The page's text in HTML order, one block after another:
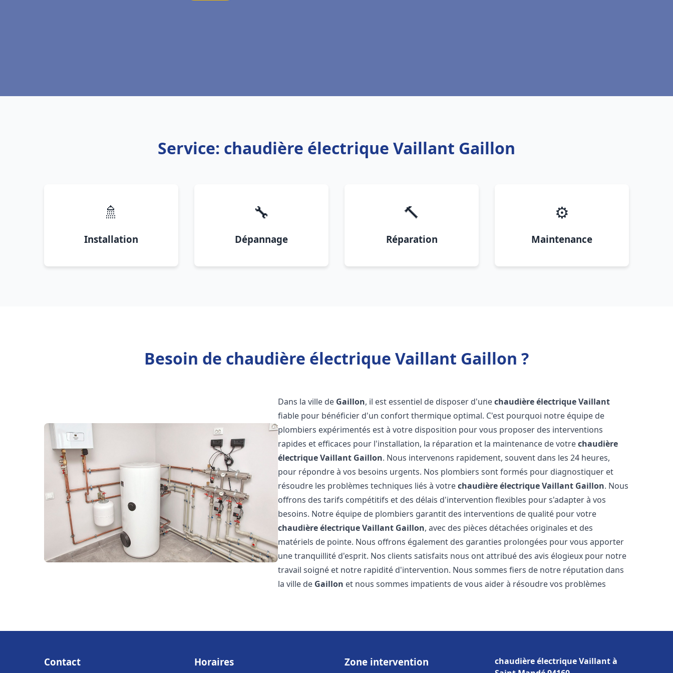
Service: chaudière électrique Vaillant Gaillon
🚿
Installation
🔧
Dépannage
🔨
Réparation
⚙️
Maintenance
Besoin de chaudière électrique Vaillant Gaillon ?
Dans la ville de Gaillon, il est essentiel de disposer d'unechaudière électrique Vaillant
fiable pour bénéficier d'un confort thermique optimal. C'est pourquoi notre équipe de
plombiers expérimentés est à votre disposition pour vous proposer des interventions
rapides et efficaces pour l'installation, la réparation et la maintenance de votrechaudière
électrique Vaillant Gaillon. Nous intervenons rapidement, souvent dans les 24 heures,
pour répondre à vos besoins urgents. Nos plombiers sont formés pour diagnostiquer et
résoudre les problèmes techniques liés à votrechaudière électrique Vaillant Gaillon. Nous
offrons des tarifs compétitifs et des délais d'intervention flexibles pour s'adapter à vos
besoins. Notre équipe de plombiers garantit des interventions de qualité pour votre
chaudière électrique Vaillant Gaillon, avec des pièces détachées originales et des
matériels de pointe. Nous offrons également des garanties prolongées pour vous apporter
une tranquillité d'esprit. Nos clients satisfaits nous ont attribué des avis élogieux pour notre
travail soigné et notre rapidité d'intervention. Nous sommes fiers de notre réputation dans
la ville de Gaillon et nous sommes impatients de vous aider à résoudre vos problèmes
Contact Horaires Zone intervention
chaudière électrique Vaillant à